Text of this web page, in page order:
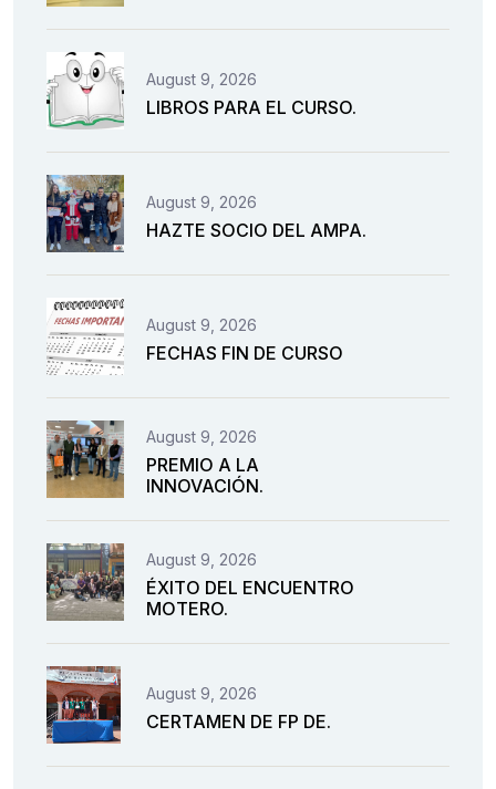
August 9, 2026
LIBROS PARA EL CURSO.
August 9, 2026
HAZTE SOCIO DEL AMPA.
August 9, 2026
FECHAS FIN DE CURSO
August 9, 2026
PREMIO A LA
INNOVACIÓN.
August 9, 2026
ÉXITO DEL ENCUENTRO
MOTERO.
August 9, 2026
CERTAMEN DE FP DE.